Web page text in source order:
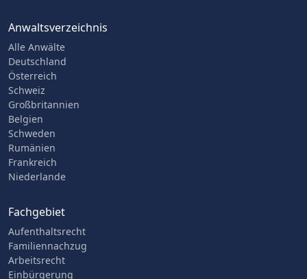
Anwaltsverzeichnis
Alle Anwälte
Deutschland
Österreich
Schweiz
Großbritannien
Belgien
Schweden
Rumänien
Frankreich
Niederlande
Fachgebiet
Aufenthaltsrecht
Familiennachzug
Arbeitsrecht
Einbürgerung